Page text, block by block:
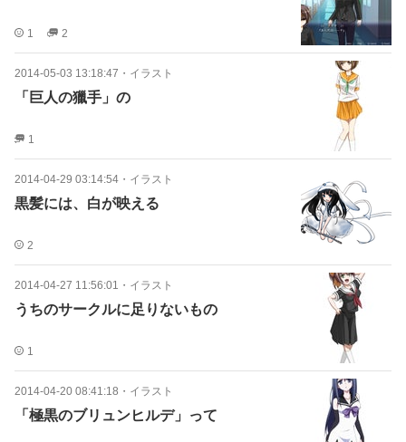
1 2
2014-05-03 13:18:47 ・ イラスト
「巨人の獵手」の
1
2014-04-29 03:14:54 ・ イラスト
黒髪には、白が映える
2
2014-04-27 11:56:01 ・ イラスト
うちのサークルに足りないもの
1
2014-04-20 08:41:18 ・ イラスト
「極黒のブリュンヒルデ」って